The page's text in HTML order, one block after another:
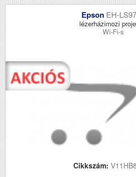
Epson EH-
lézerházimozi
Wi-Fi-s
Cikkszám: